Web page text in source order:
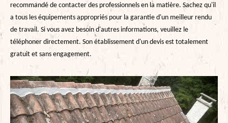
recommandé de contacter des professionnels en la matière. Sachez qu'il
a tous les équipements appropriés pour la garantie d'un meilleur rendu
de travail. Si vous avez besoin d'autres informations, veuillez le
téléphoner directement. Son établissement d'un devis est totalement
gratuit et sans engagement.